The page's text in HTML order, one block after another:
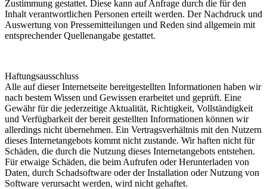
Zustimmung gestattet. Diese kann auf Anfrage durch die für den
Inhalt verantwortlichen Personen erteilt werden. Der Nachdruck und
Auswertung von Pressemitteilungen und Reden sind allgemein mit
entsprechender Quellenangabe gestattet.
Haftungsausschluss
Alle auf dieser Internetseite bereitgestellten Informationen haben wir
nach bestem Wissen und Gewissen erarbeitet und geprüft. Eine
Gewähr für die jederzeitige Aktualität, Richtigkeit, Vollständigkeit
und Verfügbarkeit der bereit gestellten Informationen können wir
allerdings nicht übernehmen. Ein Vertragsverhältnis mit den Nutzern
dieses Internetangebots kommt nicht zustande. Wir haften nicht für
Schäden, die durch die Nutzung dieses Internetangebots entstehen.
Für etwaige Schäden, die beim Aufrufen oder Herunterladen von
Daten, durch Schadsoftware oder der Installation oder Nutzung von
Software verursacht werden, wird nicht gehaftet.